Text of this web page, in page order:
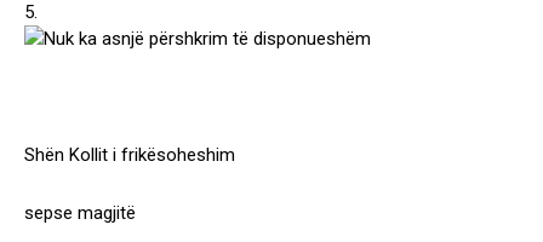
5.
Shën Kollit i frikësoheshim
sepse magjitë